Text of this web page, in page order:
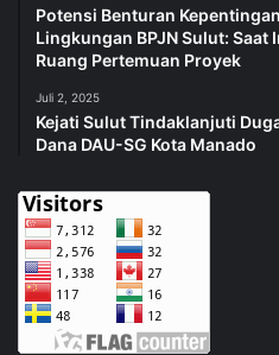
Potensi Benturan
Lingkungan BPJN Sulut:
Ruang Pertemuan Proyek
Juli 2, 2025
Kejati Sulut Tindaklanjuti
Dana DAU-SG Kota Manado